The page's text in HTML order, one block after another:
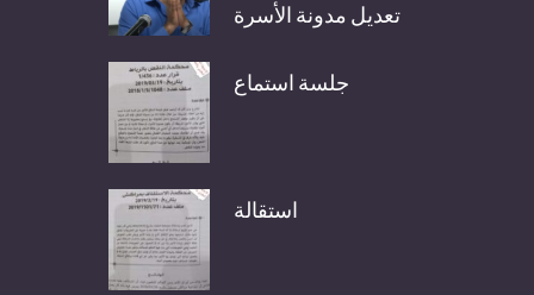
تعديل مدونة الأسرة
جلسة استماع
استقالة